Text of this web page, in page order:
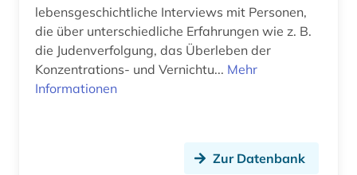
lebensgeschichtliche Interviews mit Personen,
die über unterschiedliche Erfahrungen wie z. B.
die Judenverfolgung, das Überleben der
Konzentrations- und Vernichtu... Mehr
Informationen
Zur Datenbank